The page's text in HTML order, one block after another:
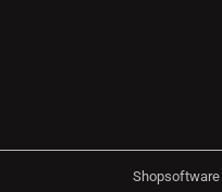
Shopsoftware